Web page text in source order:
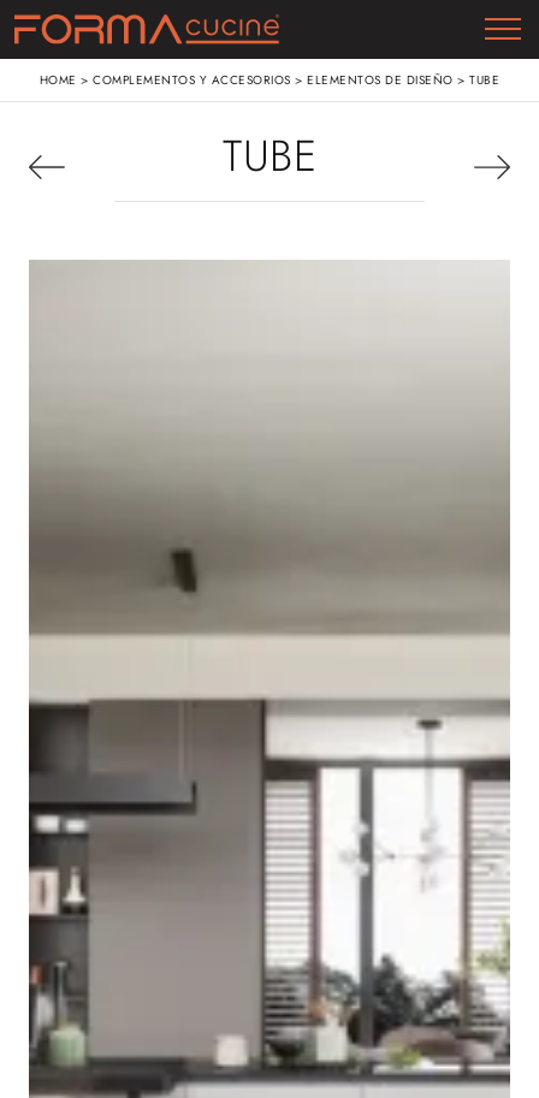
HOME >COMPLEMENTOS Y ACCESORIOS >ELEMENTOS DE DISEÑO >TUBE
TUBE